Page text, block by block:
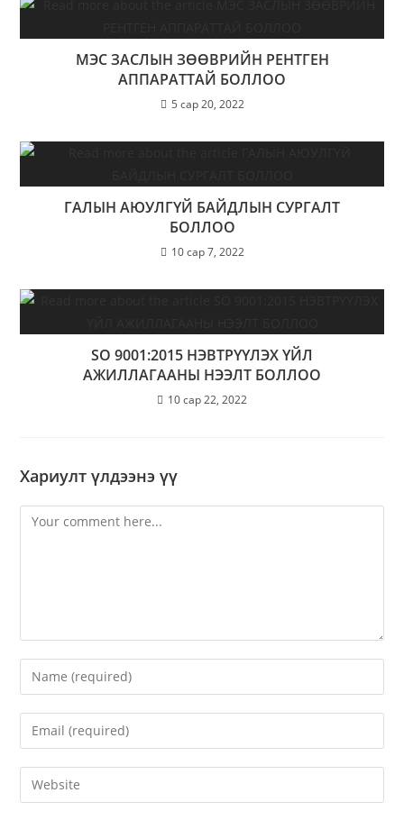
МЭС ЗАСЛЫН ЗӨӨВРИЙН РЕНТГЕН
АППАРАТТАЙ БОЛЛОО
5 сар 20, 2022
ГАЛЫН АЮУЛГҮЙ БАЙДЛЫН СУРГАЛТ
БОЛЛОО
10 сар 7, 2022
SO 9001:2015 НЭВТРҮҮЛЭХ ҮЙЛ
АЖИЛЛАГААНЫ НЭЭЛТ БОЛЛОО
10 сар 22, 2022
Хариулт үлдээнэ үү